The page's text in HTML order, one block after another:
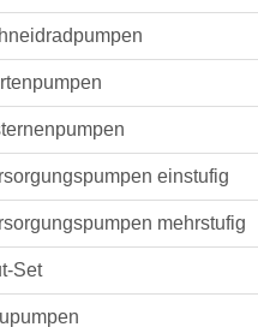
einstufig
mehrstufig
Set